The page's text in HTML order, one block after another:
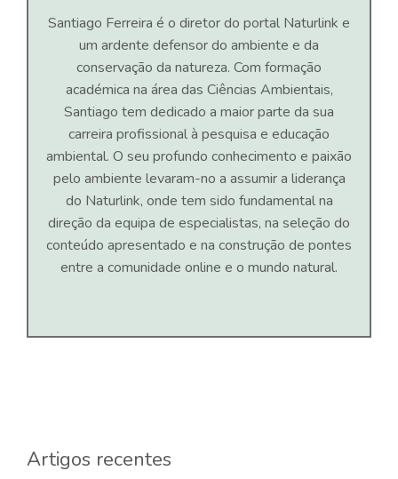
Santiago Ferreira é o diretor do portal Naturlink e
um ardente defensor do ambiente e da
conservação da natureza. Com formação
académica na área das Ciências Ambientais,
Santiago tem dedicado a maior parte da sua
carreira profissional à pesquisa e educação
ambiental. O seu profundo conhecimento e paixão
pelo ambiente levaram-no a assumir a liderança
do Naturlink, onde tem sido fundamental na
direção da equipa de especialistas, na seleção do
conteúdo apresentado e na construção de pontes
entre a comunidade online e o mundo natural.
Artigos recentes